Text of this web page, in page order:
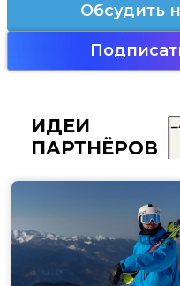
Обсудить
ИДЕИ
ПАРТНЁРОВ